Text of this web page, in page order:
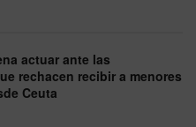
actuar ante las
rechacen recibir a menores
Ceuta